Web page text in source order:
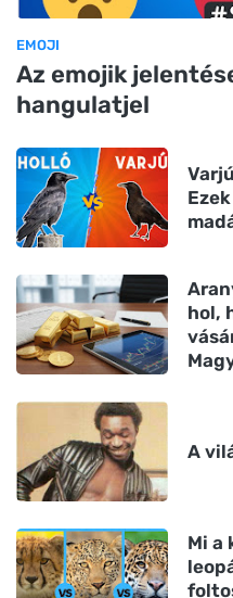
EMOJI
Az emojik
hangulatjel
hol,
A
Mi a